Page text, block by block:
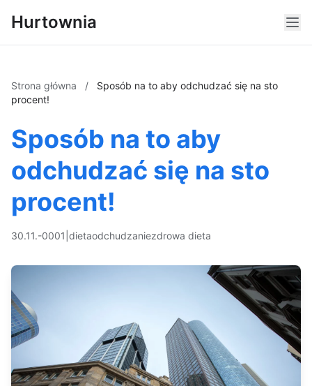
Hurtownia
Strona główna /
Sposób na to aby odchudzać się na sto
procent!
Sposób na to aby
odchudzać się na sto
procent!
30.11.-0001 dietaodchudzaniezdrowa dieta